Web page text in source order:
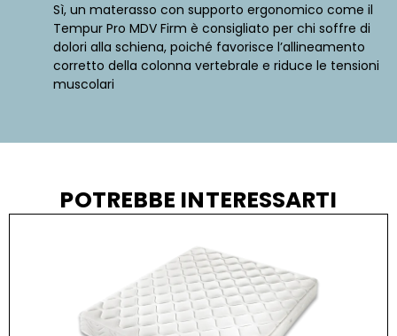
Sì, un materasso con supporto ergonomico come il
Tempur Pro MDV Firm è consigliato per chi soffre di
dolori alla schiena, poiché favorisce l’allineamento
corretto della colonna vertebrale e riduce le tensioni
muscolari
POTREBBE INTERESSARTI